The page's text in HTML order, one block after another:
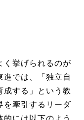
く挙げられるのが
進では、「独立自
成する」という教
を牽引するリーダ
には以下のよう